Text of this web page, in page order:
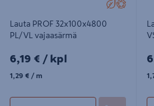
Lauta PROF 32x100x4800
PL/VL vajaasärmä
6,19€/kpl
6,19 € / kpl
1,29€/m
1,29 € / m